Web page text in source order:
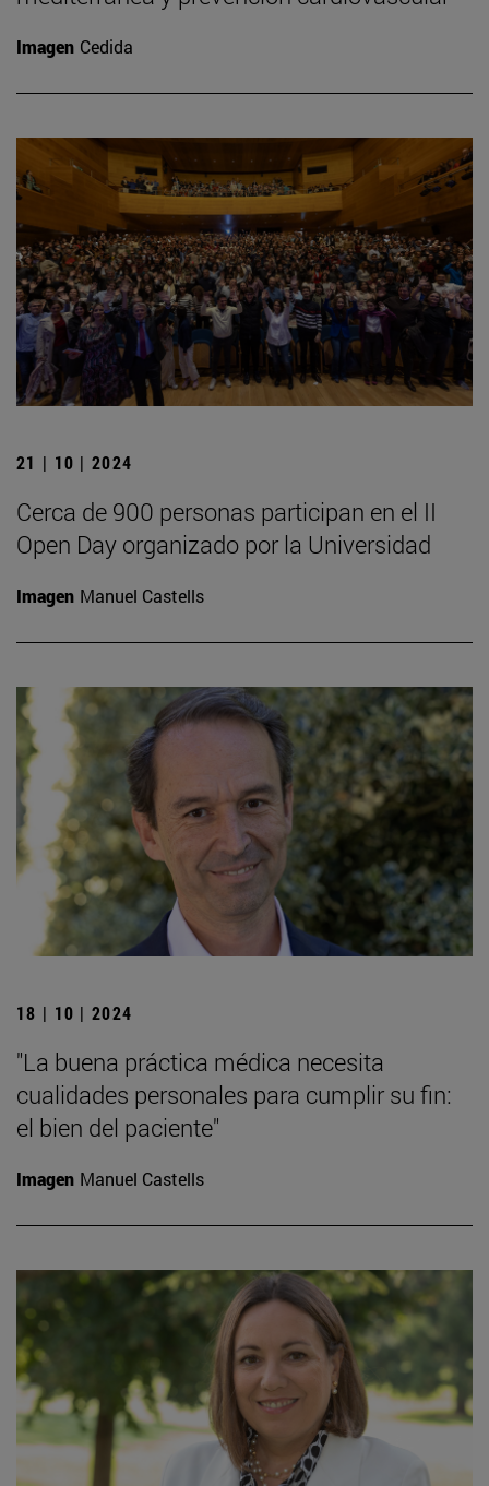
Imagen Cedida
21 | 10 | 2024
Cerca de 900 personas participan en el II
Open Day organizado por la Universidad
Imagen Manuel Castells
18 | 10 | 2024
"La buena práctica médica necesita
cualidades personales para cumplir su fin:
el bien del paciente"
Imagen Manuel Castells